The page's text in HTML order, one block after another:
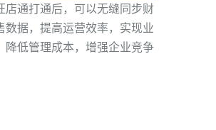
店通打通后，可以无缝同步财
数据，提高运营效率，实现业
降低管理成本，增强企业竞争